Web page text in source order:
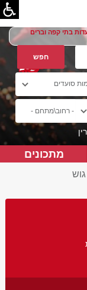
בתי קפה וברים
מתכונים